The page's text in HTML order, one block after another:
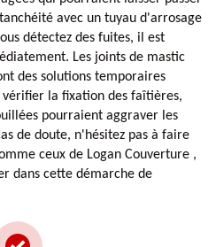
avec un tuyau d'arrosage
détectez des fuites, il est
Les joints de mastic
des solutions temporaires
vérifier la fixation des faîtières,
pourraient aggraver les
de doute, n'hésitez pas à faire
ceux de Logan Couverture ,
dans cette démarche de